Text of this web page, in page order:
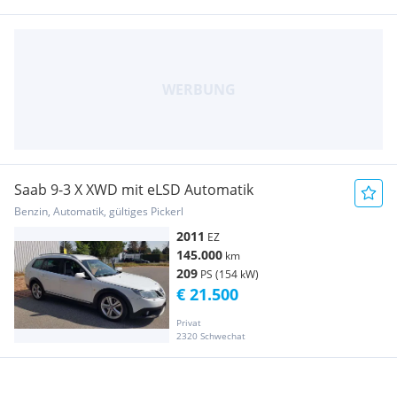
Saab 9-3 X XWD mit eLSD Automatik
Benzin, Automatik, gültiges Pickerl
2011 EZ
145.000 km
209 PS (154 kW)
Privat
2320 Schwechat
€ 21.500